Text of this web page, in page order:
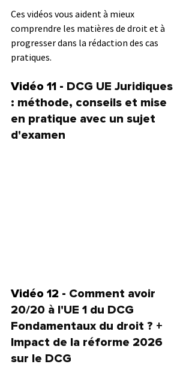
Ces vidéos vous aident à mieux
comprendre les matières de droit et à
progresser dans la rédaction des cas
pratiques.
Vidéo 11 - DCG UE Juridiques
: méthode, conseils et mise
en pratique avec un sujet
d'examen
Vidéo 12 - Comment avoir
20/20 à l'UE 1 du DCG
Fondamentaux du droit ? +
Impact de la réforme 2026
sur le DCG